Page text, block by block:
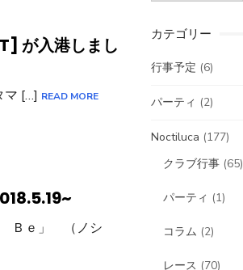
が入港しまし
マ […] READ MORE
Ｂｅ」 （ノシ
カ
ブ
カテゴリー
行事予定 (6)
パーティ (2)
Noctiluca (177)
クラブ行事 (65)
パーティ (1)
コラム (2)
レース (70)